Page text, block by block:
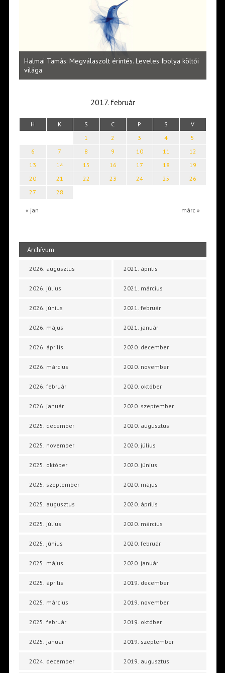
Halmai Tamás: Megválaszolt érintés. Leveles Ibolya költői
világa
2017. február
H K S C P S V
« jan márc »
1 2 3 4
5
6
7 8 9 10 11
12
13
14 15 16 17 18
19
20
21 22 23 24 25
26
27
28
Archívum
2026. augusztus
2026. július
2026. június
2026. május
2026. április
2026. március
2026. február
2026. január
2025. december
2025. november
2025. október
2025. szeptember
2025. augusztus
2025. július
2025. június
2025. május
2025. április
2025. március
2025. február
2025. január
2024. december
2021. április
2021. március
2021. február
2021. január
2020. december
2020. november
2020. október
2020. szeptember
2020. augusztus
2020. július
2020. június
2020. május
2020. április
2020. március
2020. február
2020. január
2019. december
2019. november
2019. október
2019. szeptember
2019. augusztus